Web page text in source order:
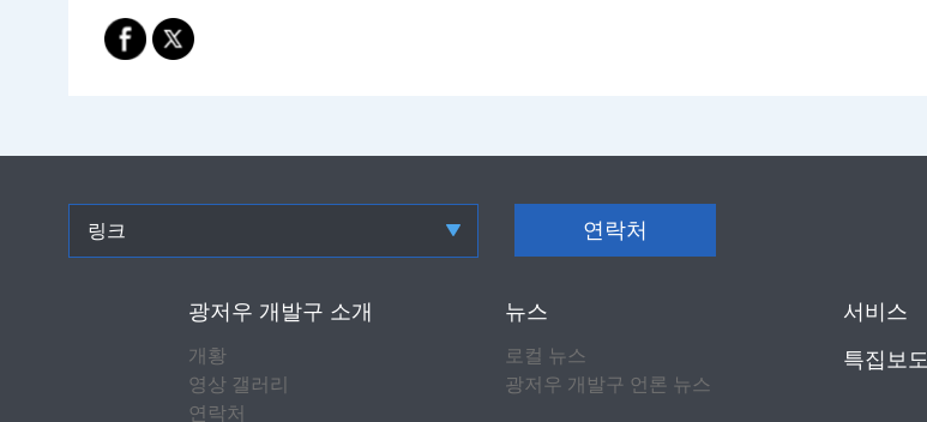
링크 연락처
광저우 개발구 소개
개황
영상 갤러리
연락처
뉴스
로컬 뉴스
광저우 개발구 언론 뉴스
서비스
특집보도